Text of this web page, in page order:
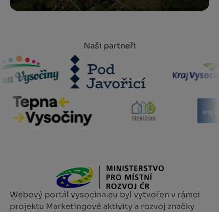
Naši partneři
Webový portál vysocina.eu byl vytvořen v rámci
projektu Marketingové aktivity a rozvoj značky